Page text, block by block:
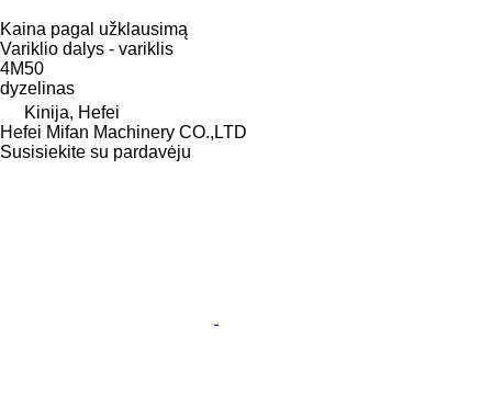
Kaina pagal užklausimą
Variklio dalys - variklis
4M50
dyzelinas
Kinija, Hefei
Hefei Mifan Machinery CO.,LTD
Susisiekite su pardavėju